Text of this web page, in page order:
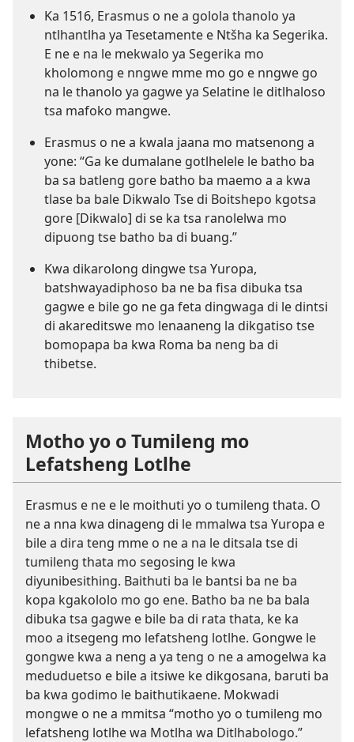
Ka 1516, Erasmus o ne a golola thanolo ya
ntlhantlha ya Tesetamente e Ntšha ka Segerika.
E ne e na le mekwalo ya Segerika mo
kholomong e nngwe mme mo go e nngwe go
na le thanolo ya gagwe ya Selatine le ditlhaloso
tsa mafoko mangwe.
Erasmus o ne a kwala jaana mo matsenong a
yone: “Ga ke dumalane gotlhelele le batho ba
ba sa batleng gore batho ba maemo a a kwa
tlase ba bale Dikwalo Tse di Boitshepo kgotsa
gore [Dikwalo] di se ka tsa ranolelwa mo
dipuong tse batho ba di buang.”
Kwa dikarolong dingwe tsa Yuropa,
batshwayadiphoso ba ne ba fisa dibuka tsa
gagwe e bile go ne ga feta dingwaga di le dintsi
di akareditswe mo lenaaneng la dikgatiso tse
bomopapa ba kwa Roma ba neng ba di
thibetse.
Motho yo o Tumileng mo
Lefatsheng Lotlhe
Erasmus e ne e le moithuti yo o tumileng thata. O
ne a nna kwa dinageng di le mmalwa tsa Yuropa e
bile a dira teng mme o ne a na le ditsala tse di
tumileng thata mo segosing le kwa
diyunibesithing. Baithuti ba le bantsi ba ne ba
kopa kgakololo mo go ene. Batho ba ne ba bala
dibuka tsa gagwe e bile ba di rata thata, ke ka
moo a itsegeng mo lefatsheng lotlhe. Gongwe le
gongwe kwa a neng a ya teng o ne a amogelwa ka
meduduetso e bile a itsiwe ke dikgosana, baruti ba
ba kwa godimo le baithutikaene. Mokwadi
mongwe o ne a mmitsa “motho yo o tumileng mo
lefatsheng lotlhe wa Motlha wa Ditlhabologo.”